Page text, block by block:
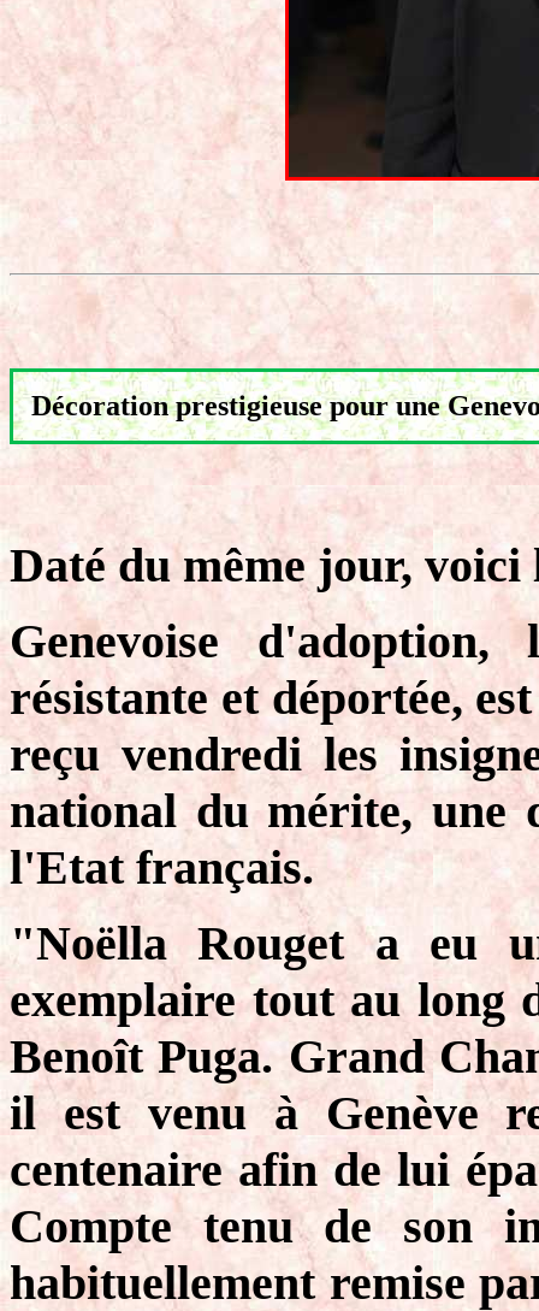
Décoration prestigieuse pour une
Daté du même jour,
Genevoise
résistante et déportée,
reçu vendredi les
national du mérite, une
l'Etat français.
"Noëlla Rouget a eu
exemplaire tout au long
Benoît Puga. Grand
il est venu à Genève
centenaire afin de lui
Compte tenu de son
habituellement remise